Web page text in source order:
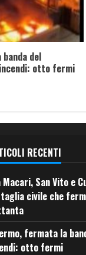
del
otto fermi
RECENTI
Macari, San Vito e
civile che
fermata la
otto fermi